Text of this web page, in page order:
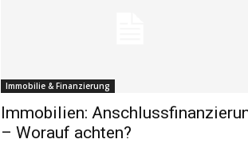
Immobilie & Finanzierung
Immobilien:
– Worauf achten?